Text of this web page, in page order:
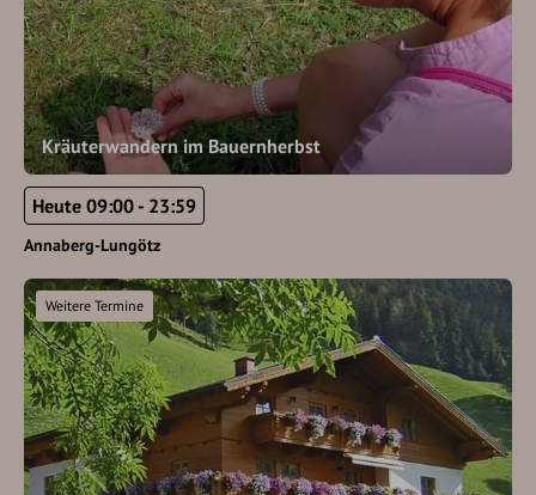
Kräuterwandern im Bauernherbst
Heute 09:00 - 23:59
Annaberg-Lungötz
Weitere Termine